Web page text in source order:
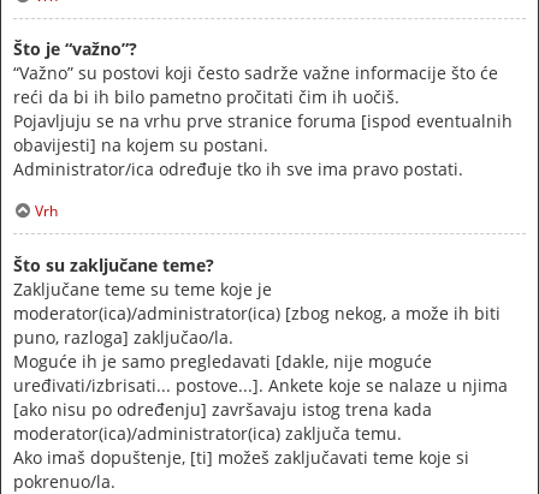
Što je “važno”?
“Važno” su postovi koji često sadrže važne informacije što će
reći da bi ih bilo pametno pročitati čim ih uočiš.
Pojavljuju se na vrhu prve stranice foruma [ispod eventualnih
obavijesti] na kojem su postani.
Administrator/ica određuje tko ih sve ima pravo postati.
Vrh
Što su zaključane teme?
Zaključane teme su teme koje je
moderator(ica)/administrator(ica) [zbog nekog, a može ih biti
puno, razloga] zaključao/la.
Moguće ih je samo pregledavati [dakle, nije moguće
uređivati/izbrisati... postove...]. Ankete koje se nalaze u njima
[ako nisu po određenju] završavaju istog trena kada
moderator(ica)/administrator(ica) zaključa temu.
Ako imaš dopuštenje, [ti] možeš zaključavati teme koje si
pokrenuo/la.